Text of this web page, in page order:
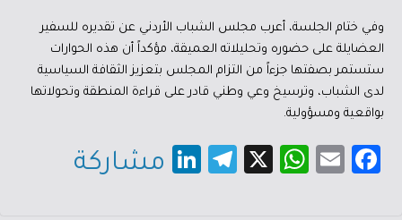
وفي ختام الجلسة، أعرب مجلس الشباب الأردني عن تقديره للسفير
العضايلة على حضوره وتحليلاته العميقة، مؤكداً أن هذه الحوارات
ستستمر بصفتها جزءاً من التزام المجلس بتعزيز الثقافة السياسية
لدى الشباب، وترسيخ وعي وطني قادر على قراءة المنطقة وتحولاتها
بواقعية ومسؤولية.
Fa
E
W
X
Te
Li
مشاركة